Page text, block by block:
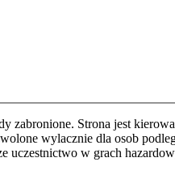
zabronione. Strona jest
wylacznie dla osob
uczestnictwo w grach